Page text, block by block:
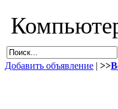
Добавить объявление | >>